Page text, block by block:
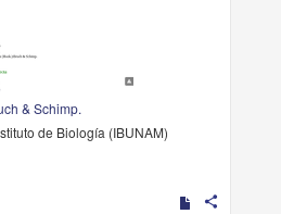
& Schimp.
de Biología (IBUNAM)
share